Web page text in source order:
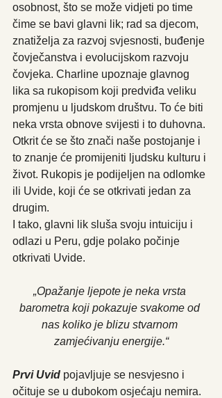
osobnost, što se može vidjeti po time
čime se bavi glavni lik; rad sa djecom,
znatiželja za razvoj svjesnosti, buđenje
čovječanstva i evolucijskom razvoju
čovjeka. Charline upoznaje glavnog
lika sa rukopisom koji predviđa veliku
promjenu u ljudskom društvu. To će biti
neka vrsta obnove svijesti i to duhovna.
Otkrit će se što znači naše postojanje i
to znanje će promijeniti ljudsku kulturu i
život. Rukopis je podijeljen na odlomke
ili Uvide, koji će se otkrivati jedan za
drugim.
I tako, glavni lik sluša svoju intuiciju i
odlazi u Peru, gdje polako počinje
otkrivati Uvide.
„Opažanje ljepote je neka vrsta
barometra koji pokazuje svakome od
nas koliko je blizu stvarnom
zamjećivanju energije.“
Prvi Uvid pojavljuje se nesvjesno i
očituje se u dubokom osjećaju nemira.